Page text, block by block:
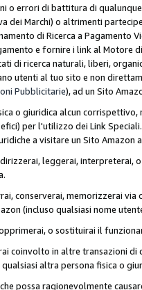
o errori di battitura di
dei Marchi) o altrimenti
di Ricerca a Pagamento
e fornire i link al Motore
di ricerca naturali, liberi,
utenti al tuo sito e non
Pubblicitarie), ad un Sito
o giuridica alcun
per l'utilizzo dei Link
a visitare un Sito
leggerai,
conserverai, memorizzerai
(incluso qualsiasi nome
o sostituirai il
coinvolto in altre transazioni
altra persona fisica o
possa ragionevolmente